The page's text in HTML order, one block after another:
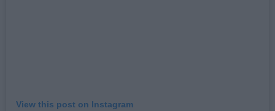
View this post on Instagram